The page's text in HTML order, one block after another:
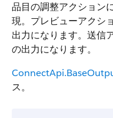
品目の調整アクション
現。プレビューアクシ
出力になります。送信
の出力になります。
ス。